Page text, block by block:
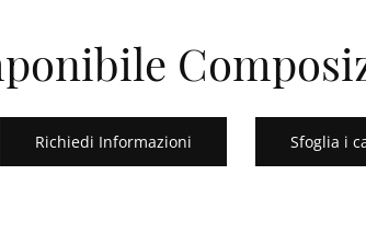
Richiedi Informazioni Sfoglia i